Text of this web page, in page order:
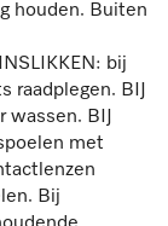
houden. Buiten
bij
BIJ
BIJ
met
Bij